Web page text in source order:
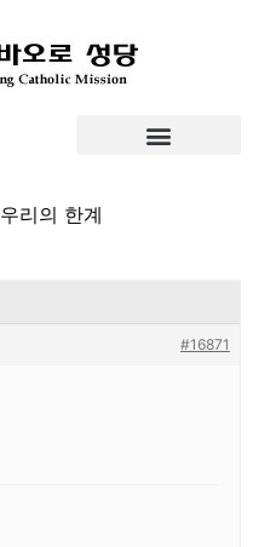
우리의 한계
#16871